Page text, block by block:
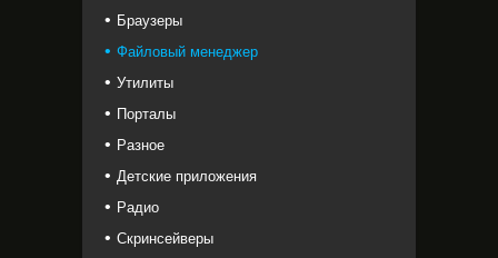
Браузеры
Файловый менеджер
Утилиты
Порталы
Разное
Детские приложения
Радио
Скринсейверы